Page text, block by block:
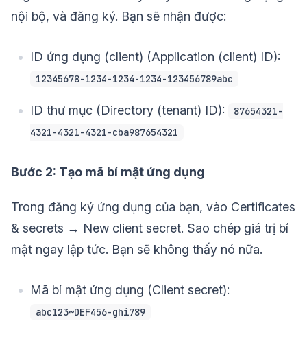
nội bộ, và đăng ký. Bạn sẽ nhận được:
ID ứng dụng (client) (Application (client) ID):
12345678-1234-1234-1234-123456789abc
ID thư mục (Directory (tenant) ID):
87654321-
4321-4321-4321-cba987654321
Bước 2: Tạo mã bí mật ứng dụng
Trong đăng ký ứng dụng của bạn, vào Certificates
& secrets → New client secret. Sao chép giá trị bí
mật ngay lập tức. Bạn sẽ không thấy nó nữa.
Mã bí mật ứng dụng (Client secret):
abc123~DEF456-ghi789